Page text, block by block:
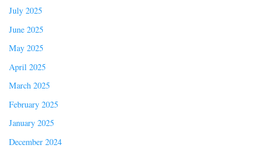
July 2025
June 2025
May 2025
April 2025
March 2025
February 2025
January 2025
December 2024